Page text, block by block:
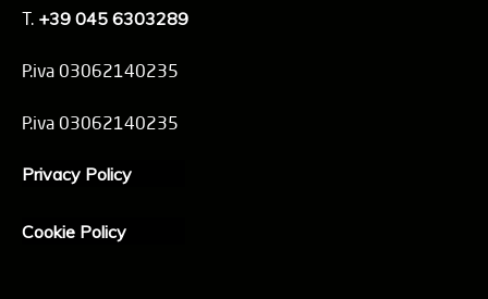
T. +39 045 6303289
P.iva 03062140235
P.iva 03062140235
Privacy Policy
Cookie Policy